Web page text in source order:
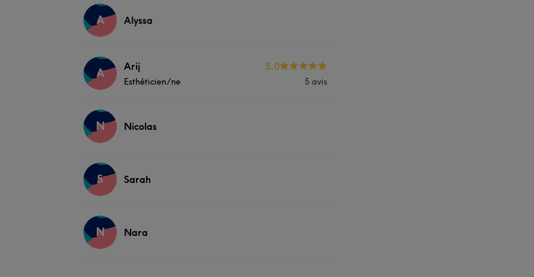
A Alyssa
A Arij
Esthéticien/ne
5.0
5 avis
N Nicolas
S Sarah
N Nara